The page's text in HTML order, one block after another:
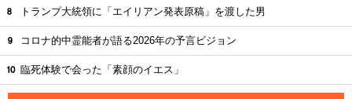
トランプ大統領に「エイリアン発表原稿」を渡した男
コロナ的中霊能者が語る2026年の予言ビジョン
臨死体験で会った「素顔のイエス」